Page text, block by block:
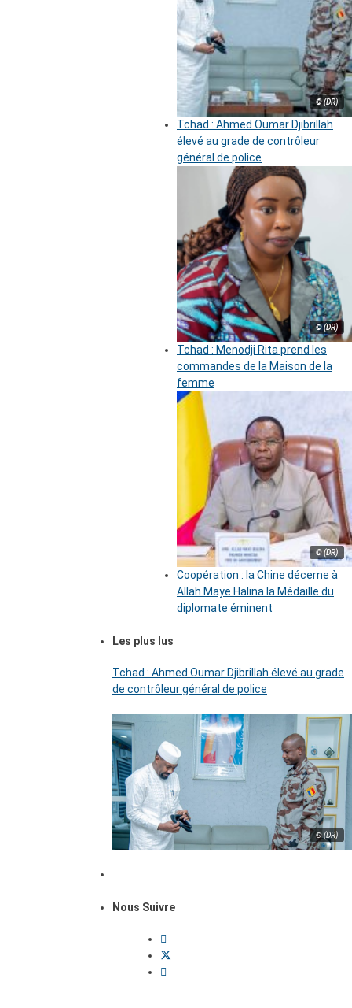
© (DR)
Tchad : Ahmed Oumar Djibrillah
élevé au grade de contrôleur
général de police
© (DR)
Tchad : Menodji Rita prend les
commandes de la Maison de la
femme
© (DR)
Coopération : la Chine décerne à
Allah Maye Halina la Médaille du
diplomate éminent
Les plus lus
Tchad : Ahmed Oumar Djibrillah élevé au grade
de contrôleur général de police
© (DR)
Nous Suivre